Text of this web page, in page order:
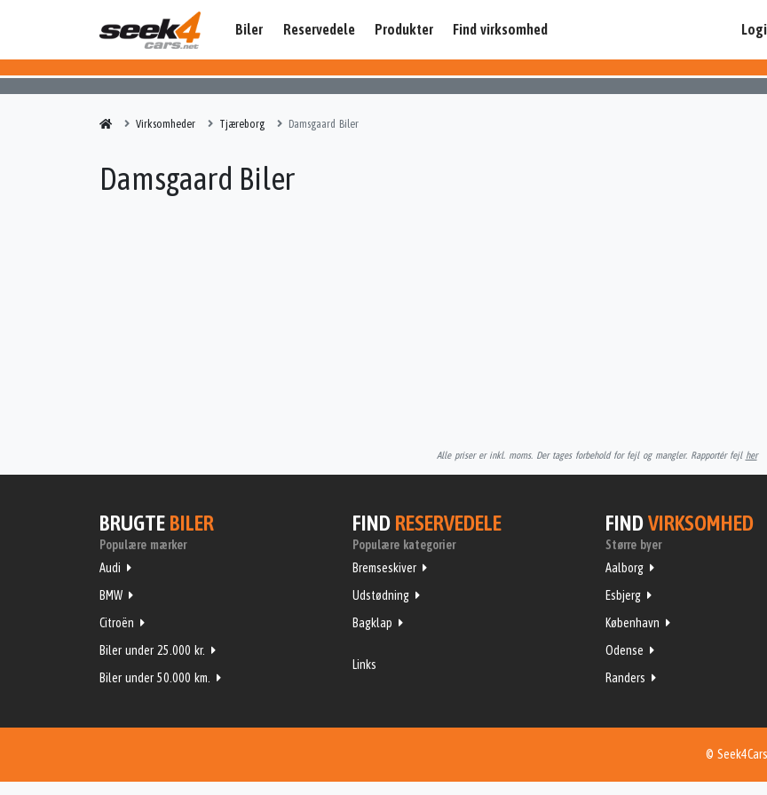
Biler Reservedele Produkter Find virksomhed
Virksomheder Tjæreborg Damsgaard Biler
Damsgaard Biler
Alle priser er inkl. moms. Der tages forbehold for fejl og mangler. Rapportér fejl her
BRUGTE BILER
Populære mærker
Audi
BMW
Citroën
Biler under 25.000 kr.
Biler under 50.000 km.
FIND RESERVEDELE
Populære kategorier
Bremseskiver
Udstødning
Bagklap
Links
FINDVIRKSOMHED
Større byer
Aalborg
Esbjerg
København
Odense
Randers
©